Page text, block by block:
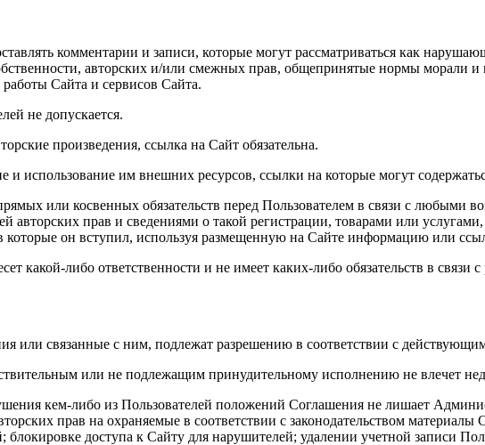
комментарии и записи, которые могут рассматриваться как
авторских и/или смежных прав, общепринятые нормы морали
Сайта и сервисов Сайта.
не допускается.
произведения, ссылка на Сайт обязательна.
и использование им внешних ресурсов, ссылки на которые могут
или косвенных обязательств перед Пользователем в связи с
прав и сведениями о такой регистрации, товарами или
он вступил, используя размещенную на Сайте информацию или
какой-либо ответственности и не имеет каких-либо обязательств в связи
связанные с ним, подлежат разрешению в соответствии с
или не подлежащим принудительному исполнению не влечет
кем-либо из Пользователей положений Соглашения не лишает
прав на охраняемые в соответствии с законодательством материалы
доступа к Сайту для нарушителей; удалении учетной записи